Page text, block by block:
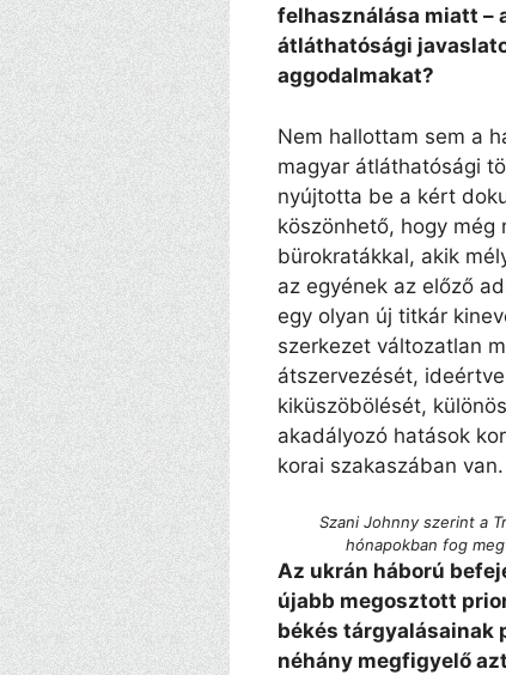
felhasználása miatt –
átláthatósági
aggodalmakat?
Nem hallottam sem a
magyar átláthatósági
nyújtotta be a kért
köszönhető, hogy
bürokratákkal, akik
az egyének az előző
egy olyan új titkár
szerkezet változatlan
átszervezését,
kiküszöbölését,
akadályozó hatások
korai szakaszában van.
Szani Johnny szerint a
hónapokban fog
Az ukrán háború
újabb megosztott
békés tárgyalásainak
néhány megfigyelő